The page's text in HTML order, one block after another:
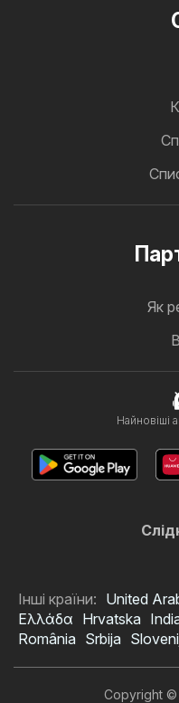
Як
Найновіші
Інші країни: United
Ελλάδα Hrvatska
România Srbija
Copyright ©